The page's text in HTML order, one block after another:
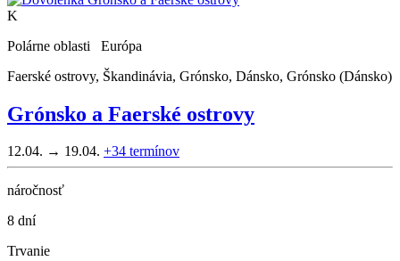
K
Polárne oblasti Európa
Faerské ostrovy, Škandinávia, Grónsko, Dánsko, Grónsko (Dánsko)
Grónsko a Faerské ostrovy
12.04. → 19.04. +34 termínov
náročnosť
8 dní
Trvanie